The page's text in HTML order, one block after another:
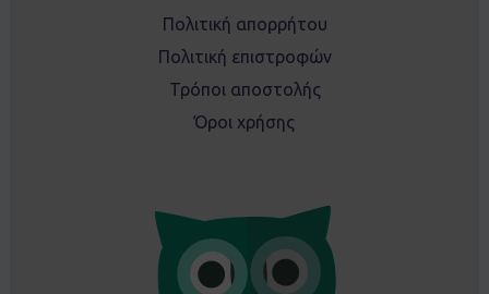
Πολιτική απορρήτου
Πολιτική επιστροφών
Τρόποι αποστολής
Όροι χρήσης